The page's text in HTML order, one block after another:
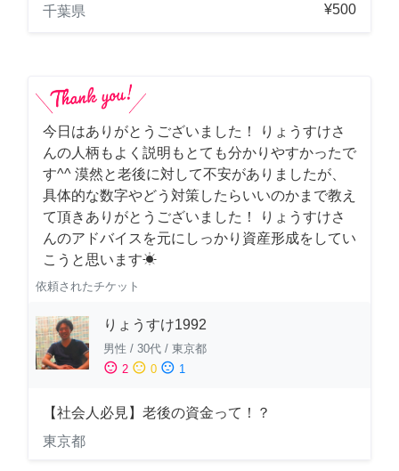
千葉県
¥500
今日はありがとうございました！ りょうすけさ
んの人柄もよく説明もとても分かりやすかったで
す^^ 漠然と老後に対して不安がありましたが、
具体的な数字やどう対策したらいいのかまで教え
て頂きありがとうございました！ りょうすけさ
んのアドバイスを元にしっかり資産形成をしてい
こうと思います☀︎
依頼されたチケット
りょうすけ1992
男性 / 30代 / 東京都
sentiment_satisfied 2 sentiment_neutral 0 sentiment_dissatisfied 1
【社会人必見】老後の資金って！？
東京都